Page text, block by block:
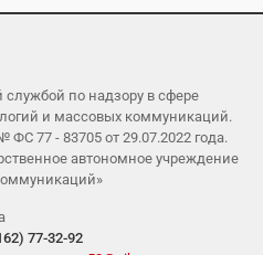
по надзору в сфере
и массовых коммуникаций.
77 - 83705 от 29.07.2022 года.
автономное учреждение
77-32-92